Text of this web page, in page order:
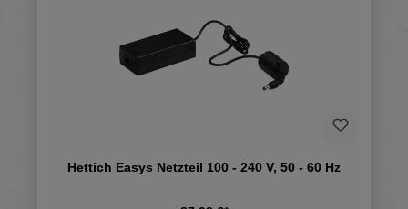
Hettich Easys Netzteil 100 - 240 V, 50 - 60 Hz